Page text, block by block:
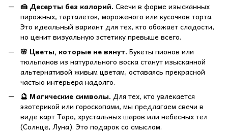
🍰 Десерты без калорий. Свечи в форме изысканных
пирожных, тарталеток, мороженого или кусочков торта.
Это идеальный вариант для тех, кто обожает сладости,
но ценит визуальную эстетику превыше всего.
🌸 Цветы, которые не вянут. Букеты пионов или
тюльпанов из натурального воска станут изысканной
альтернативой живым цветам, оставаясь прекрасной
частью интерьера надолго.
🔮 Магические символы. Для тех, кто увлекается
эзотерикой или гороскопами, мы предлагаем свечи в
виде карт Таро, хрустальных шаров или небесных тел
(Солнце, Луна). Это подарок со смыслом.